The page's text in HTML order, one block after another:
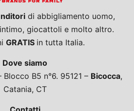
di abbigliamento uomo,
giocattoli e molto altro.
GRATIS in tutta Italia.
Dove siamo
B5 n°6. 95121 – Bicocca,
Catania, CT